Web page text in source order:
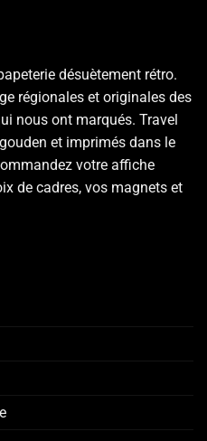
désuètement rétro.
régionales et originales des
nous ont marqués. Travel
et imprimés dans le
votre affiche
de cadres, vos magnets et